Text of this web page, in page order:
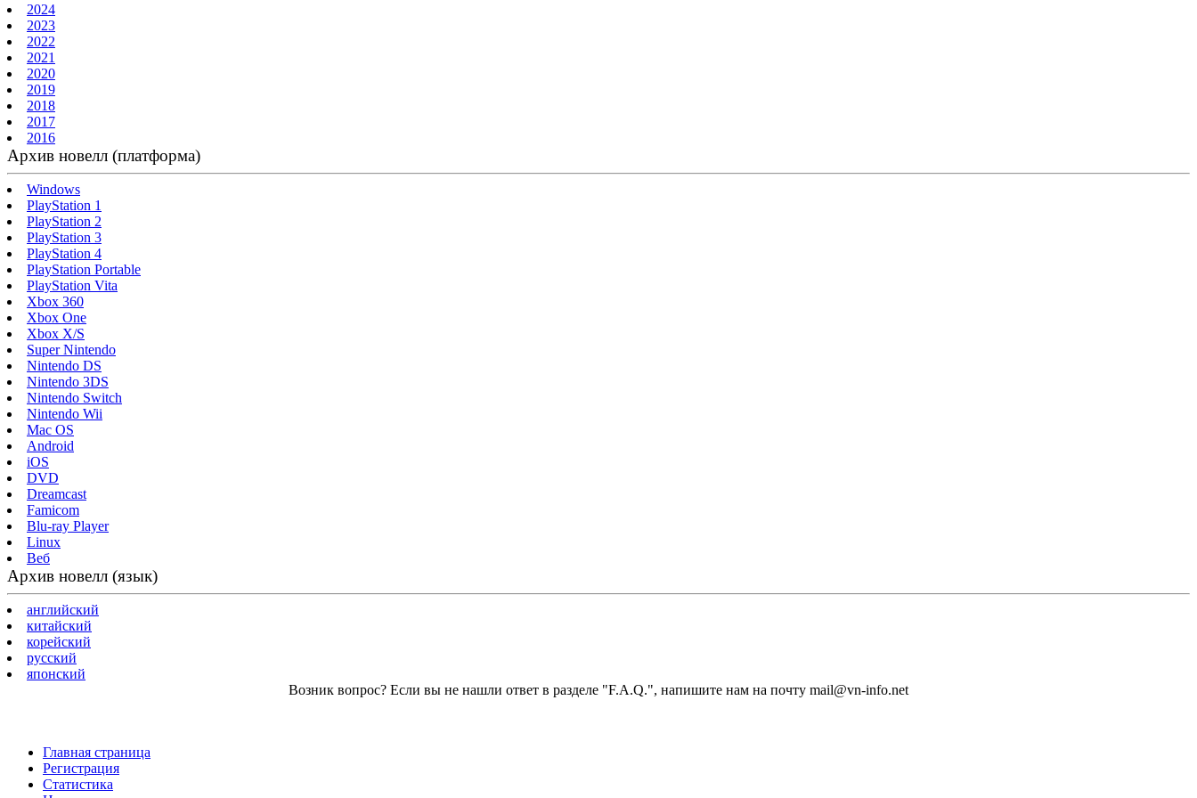
2024
2023
2022
2021
2020
2019
2018
2017
2016
Архив новелл (платформа)
Windows
PlayStation 1
PlayStation 2
PlayStation 3
PlayStation 4
PlayStation Portable
PlayStation Vita
Xbox 360
Xbox One
Xbox X/S
Super Nintendo
Nintendo DS
Nintendo 3DS
Nintendo Switch
Nintendo Wii
Mac OS
Android
iOS
DVD
Dreamcast
Famicom
Blu-ray Player
Linux
Веб
Архив новелл (язык)
английский
китайский
корейский
русский
японский
Возник вопрос? Если вы не нашли ответ в разделе "F.A.Q.", напишите нам на почту mail@vn-info.net
Главная страница
Регистрация
Статистика